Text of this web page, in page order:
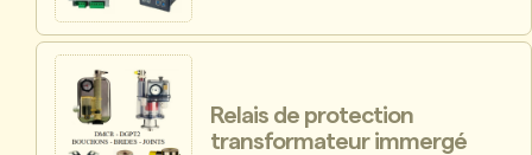
Relais de protection
transformateur immergé